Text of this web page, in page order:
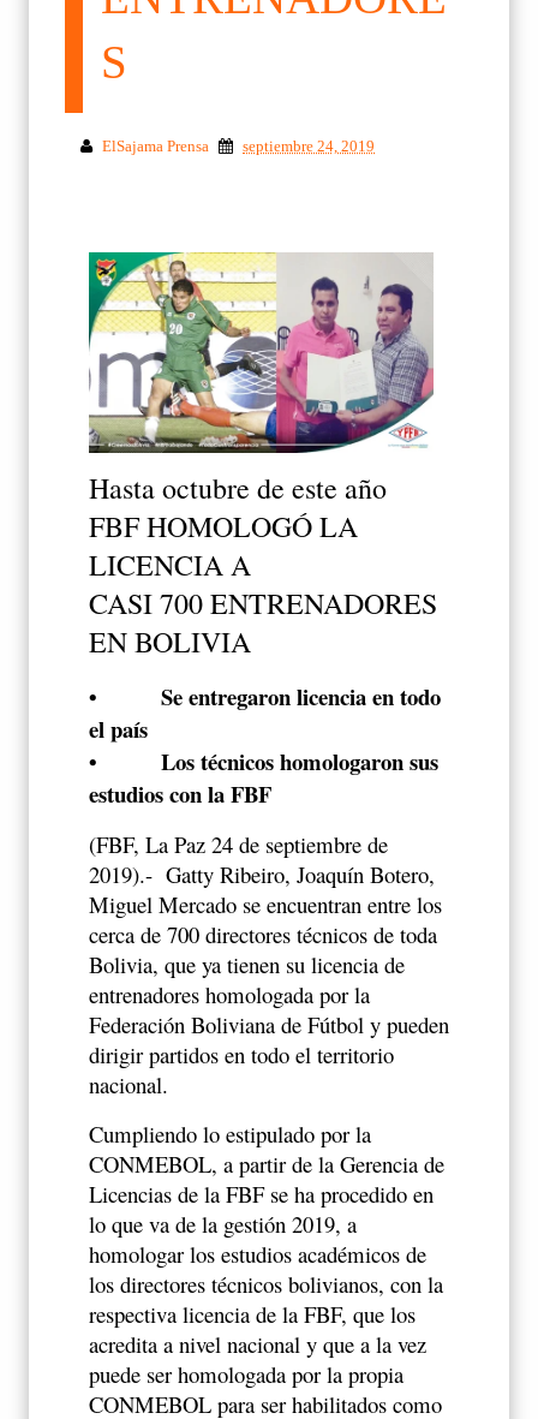
S
ElSajama Prensa septiembre 24, 2019
Hasta octubre de este año
FBF HOMOLOGÓ LA
LICENCIA A
CASI 700 ENTRENADORES
EN BOLIVIA
•
Se entregaron licencia en todo
el país
•
Los técnicos homologaron sus
estudios con la FBF
(FBF, La Paz 24 de septiembre de
2019).- Gatty Ribeiro, Joaquín Botero,
Miguel Mercado se encuentran entre los
cerca de 700 directores técnicos de toda
Bolivia, que ya tienen su licencia de
entrenadores homologada por la
Federación Boliviana de Fútbol y pueden
dirigir partidos en todo el territorio
nacional.
Cumpliendo lo estipulado por la
CONMEBOL, a partir de la Gerencia de
Licencias de la FBF se ha procedido en
lo que va de la gestión 2019, a
homologar los estudios académicos de
los directores técnicos bolivianos, con la
respectiva licencia de la FBF, que los
acredita a nivel nacional y que a la vez
puede ser homologada por la propia
CONMEBOL para ser habilitados como